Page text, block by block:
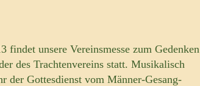
findet unsere Vereinsmesse zum Gedenken
des Trachtenvereins statt. Musikalisch
der Gottesdienst vom Männer-Gesang-